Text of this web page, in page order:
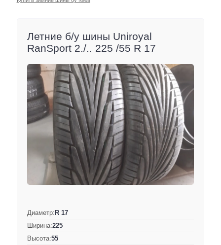
Летние б/у шины Uniroyal
RanSport 2./.. 225 /55 R 17
Диаметр:R 17
Ширина:225
Высота:55